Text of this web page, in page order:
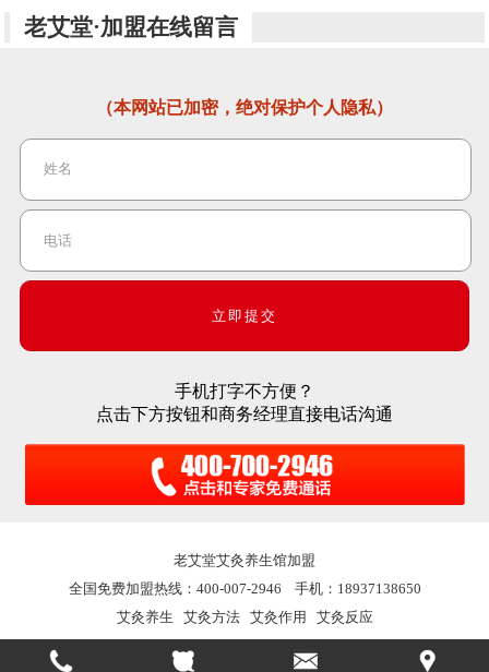
老艾堂·加盟在线留言
（本网站已加密，绝对保护个人隐私）
手机打字不方便？
点击下方按钮和商务经理直接电话沟通
老艾堂艾灸养生馆加盟
全国免费加盟热线：400-007-2946 手机：18937138650
艾灸养生
艾灸方法 艾灸作用 艾灸反应